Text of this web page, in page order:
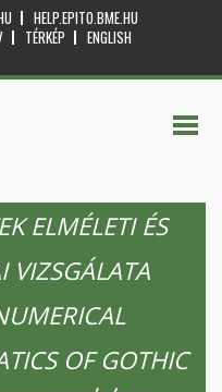
HELP.EPITO.BME.HU
TÉRKÉP
ENGLISH
ELMÉLETI ÉS
VIZSGÁLATA
OF GOTHIC